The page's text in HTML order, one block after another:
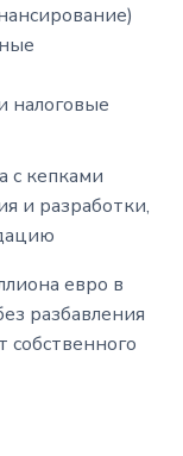
налоговые
с кепками
и разработки,
евро в
разбавления
собственного